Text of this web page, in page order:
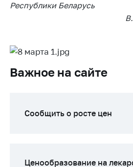
Беларусь
данных
Новости
Личный прием
граждан и юр. лиц
Горячая линия
Республики
Важное на сайте
Сообщить о росте цен
Ценообразование на